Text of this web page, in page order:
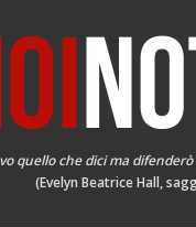
quello che dici ma
(Evelyn Beatrice Hall,